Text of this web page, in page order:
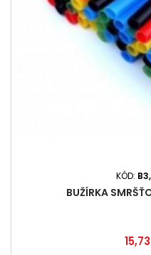
KÓD:
BUŽÍRKA
Cena